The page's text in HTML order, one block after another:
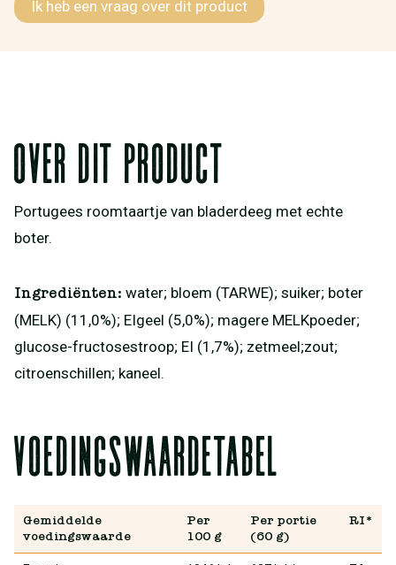
Ik heb een vraag over dit product
Over dit product
Portugees roomtaartje van bladerdeeg met echte
boter.
Ingrediënten: water; bloem (TARWE); suiker; boter
(MELK) (11,0%); EIgeel (5,0%); magere MELKpoeder;
glucose-fructosestroop; EI (1,7%); zetmeel;zout;
citroenschillen; kaneel.
Voedingswaardetabel
Gemiddelde
voedingswaarde
Per
100 g
Per portie
(60 g)
RI*